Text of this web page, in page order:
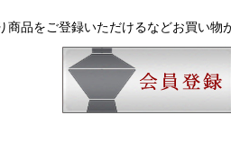
商品をご登録いただけるなどお買い物